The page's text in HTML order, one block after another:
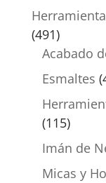
(491)
Acabado
Esmaltes
(115)
Imán de
Micas y